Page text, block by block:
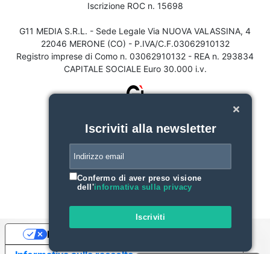
Iscrizione ROC n. 15698
G11 MEDIA S.R.L. - Sede Legale Via NUOVA VALASSINA, 4
22046 MERONE (CO) - P.IVA/C.F.03062910132
Registro imprese di Como n. 03062910132 - REA n. 293834
CAPITALE SOCIALE Euro 30.000 i.v.
Iscriviti alla newsletter
Confermo di aver preso visione
dell'informativa sulla privacy
Iscriviti
Le tue preferenze relative alla privacy